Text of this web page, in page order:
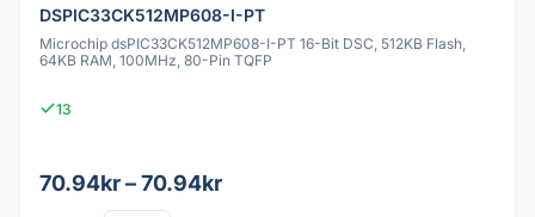
DSPIC33CK512MP608-I-PT
Microchip dsPIC33CK512MP608-I-PT 16-Bit DSC, 512KB Flash,
64KB RAM, 100MHz, 80-Pin TQFP
13
70.94kr – 70.94kr